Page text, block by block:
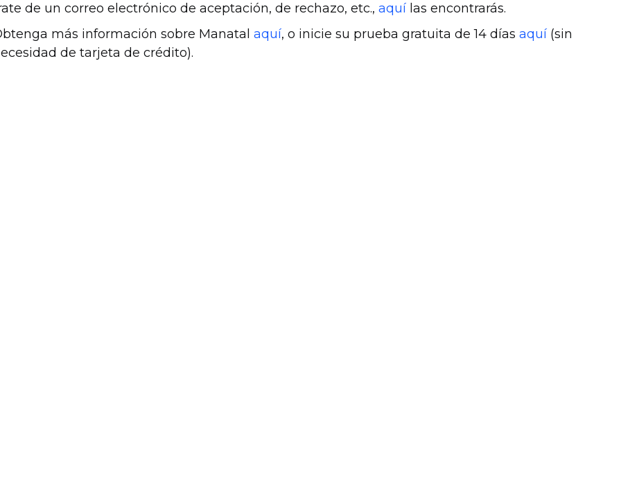
de un correo electrónico de aceptación, de rechazo, etc., aquílas encontrarás.
más información sobre Manatal aquí, o inicie su prueba gratuita de 14 días aquí(sin
de tarjeta de crédito).